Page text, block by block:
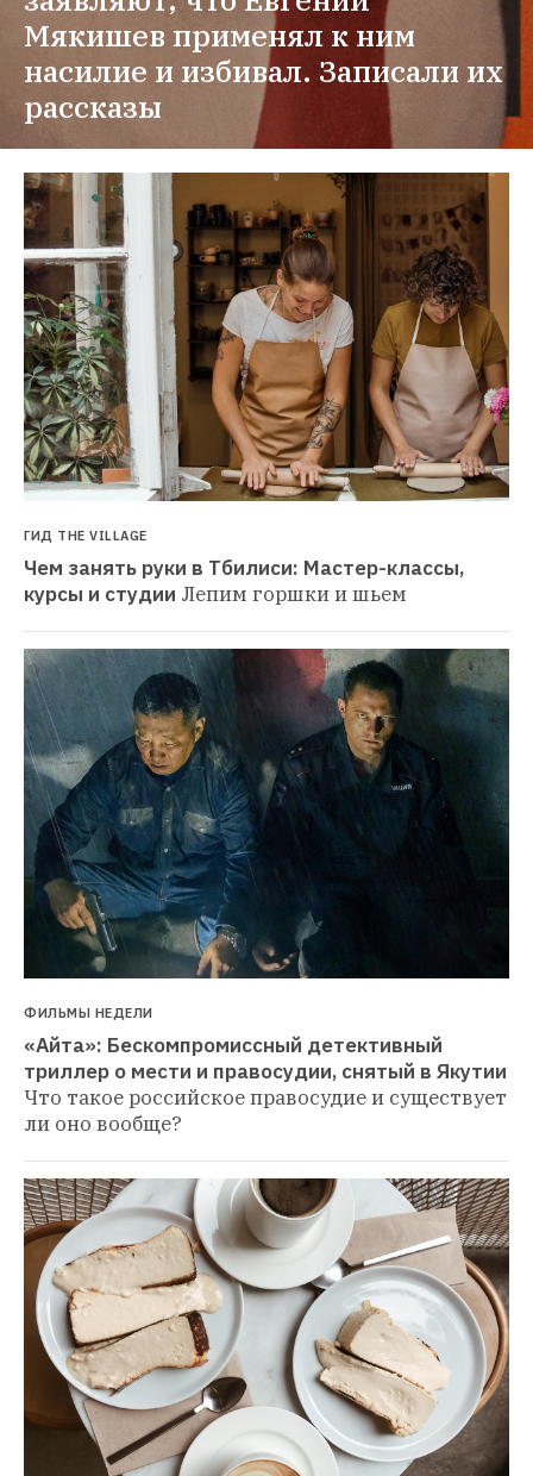
Мякишев применял к ним
насилие и избивал. Записали их
рассказы
ГИД THE VILLAGE
Чем занять руки в Тбилиси: Мастер-классы,
курсы и студии Лепим горшки и шьем
ФИЛЬМЫ НЕДЕЛИ
«Айта»: Бескомпромиссный детективный
триллер о мести и правосудии, снятый в Якутии
Что такое российское правосудие и существует
ли оно вообще?